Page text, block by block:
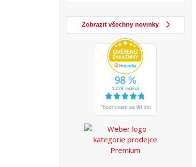
Zobrazit všechny novinky